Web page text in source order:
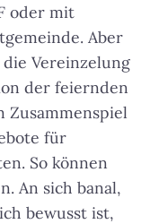
oder mit
Aber
Vereinzelung
der feiernden
Zusammenspiel
für
So können
An sich banal,
bewusst ist,